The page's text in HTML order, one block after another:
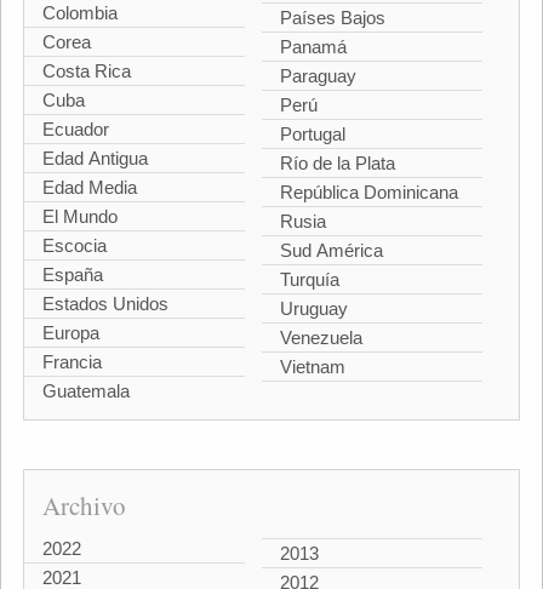
Colombia
Corea
Costa Rica
Cuba
Ecuador
Edad Antigua
Edad Media
El Mundo
Escocia
España
Estados Unidos
Europa
Francia
Guatemala
Países Bajos
Panamá
Paraguay
Perú
Portugal
Río de la Plata
República Dominicana
Rusia
Sud América
Turquía
Uruguay
Venezuela
Vietnam
Archivo
2022
2021
2013
2012